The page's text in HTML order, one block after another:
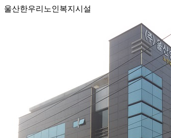
울산한우리노인복지시설